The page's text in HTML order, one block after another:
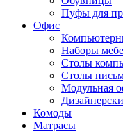
Пуфы для
Офис
Наборы
Столы
Столы
Модульная
Комоды
Матрасы